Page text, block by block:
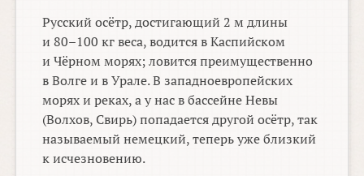
Русский осётр, достигающий 2 м длины
и80–100 кгвеса, водится в Каспийском
и Чёрном морях; ловится преимущественно
в Волге и в Урале. В западноевропейских
морях и реках, а у нас в бассейне Невы
(Волхов, Свирь) попадается другой осётр, так
называемый немецкий, теперь уже близкий
к исчезновению.